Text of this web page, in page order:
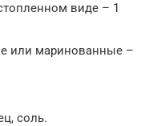
виде – 1
или маринованные –
соль.